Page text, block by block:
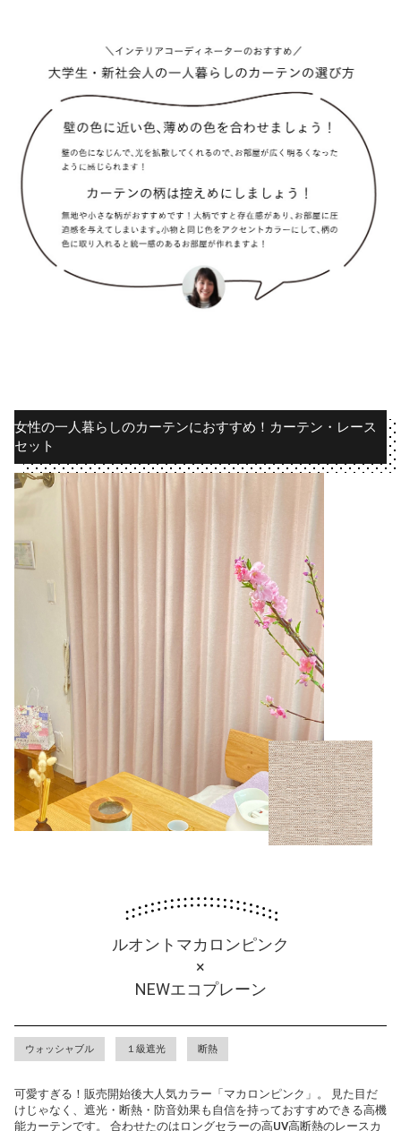
女性の一人暮らしのカーテンにおすすめ！カーテン・レース
セット
ルオントマカロンピンク
×
NEWエコプレーン
ウォッシャブル １級遮光 断熱
可愛すぎる！販売開始後大人気カラー「マカロンピンク」。 見た目だ
けじゃなく、遮光・断熱・防音効果も自信を持っておすすめできる高機
能カーテンです。 合わせたのはロングセラーの高UV高断熱のレースカ